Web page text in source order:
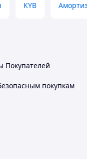
KYB
Покупателей
покупкам